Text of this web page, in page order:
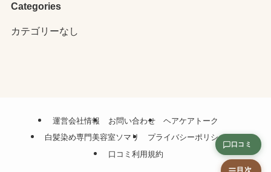
Categories
カテゴリーなし
運営会社情報 お問い合わせ
ヘアケアトーク
白髪染め専門美容室ソマリ
プライバシーポリシー
口コミ利用規約
口コミ
目次